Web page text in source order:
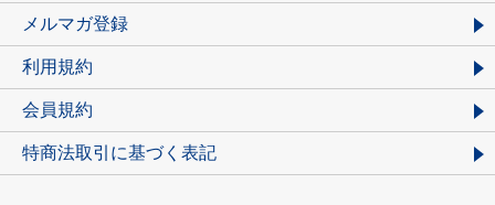
メルマガ登録
利用規約
会員規約
特商法取引に基づく表記